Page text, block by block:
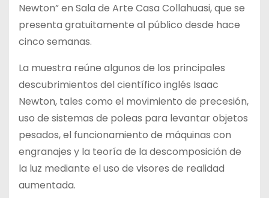
Newton” en Sala de Arte Casa Collahuasi, que se
presenta gratuitamente al público desde hace
cinco semanas.
La muestra reúne algunos de los principales
descubrimientos del científico inglés Isaac
Newton, tales como el movimiento de precesión,
uso de sistemas de poleas para levantar objetos
pesados, el funcionamiento de máquinas con
engranajes y la teoría de la descomposición de
la luz mediante el uso de visores de realidad
aumentada.